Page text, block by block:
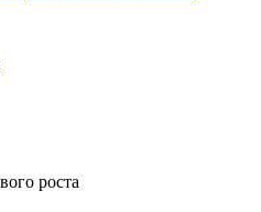
роста